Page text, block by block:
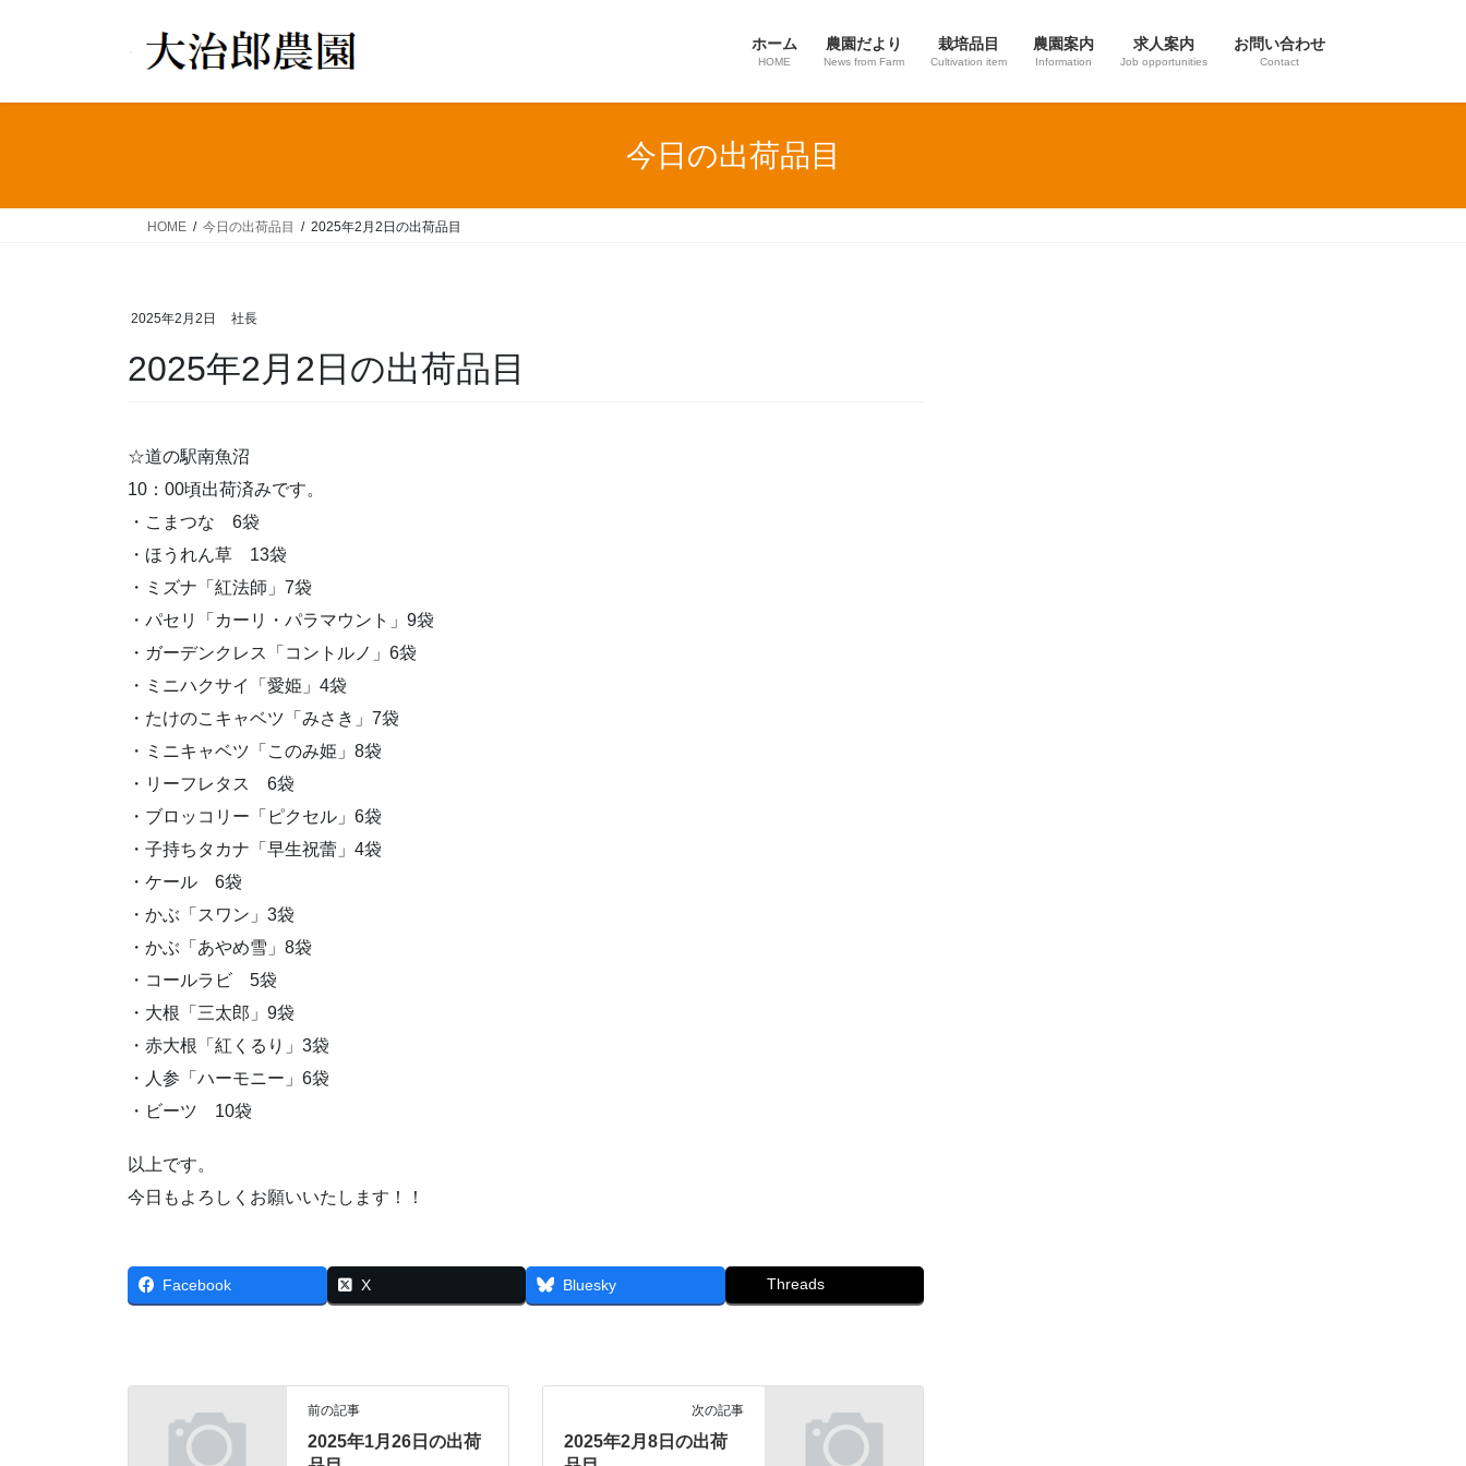
ホーム
HOME
農園だより
News from Farm
栽培品目
Cultivation item
農園案内
Information
求人案内
Job opportunities
お問い合わせ
Contact
今日の出荷品目
HOME 今日の出荷品目 2025年2月2日の出荷品目
2025年2月2日 社長
2025年2月2日の出荷品目
☆道の駅南魚沼
10：00頃出荷済みです。
・こまつな 6袋
・ほうれん草 13袋
・ミズナ「紅法師」7袋
・パセリ「カーリ・パラマウント」9袋
・ガーデンクレス「コントルノ」6袋
・ミニハクサイ「愛姫」4袋
・たけのこキャベツ「みさき」7袋
・ミニキャベツ「このみ姫」8袋
・リーフレタス 6袋
・ブロッコリー「ピクセル」6袋
・子持ちタカナ「早生祝蕾」4袋
・ケール 6袋
・かぶ「スワン」3袋
・かぶ「あやめ雪」8袋
・コールラビ 5袋
・大根「三太郎」9袋
・赤大根「紅くるり」3袋
・人参「ハーモニー」6袋
・ビーツ 10袋
以上です。
今日もよろしくお願いいたします！！
Facebook X Bluesky Threads
前の記事
2025年1月26日の出荷
次の記事
2025年2月8日の出荷